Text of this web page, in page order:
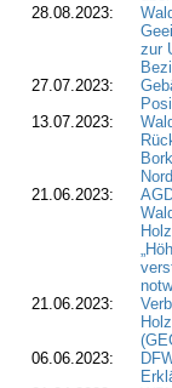
28.08.2023:
zur
27.07.2023:
13.07.2023:
21.06.2023:
21.06.2023:
06.06.2023: